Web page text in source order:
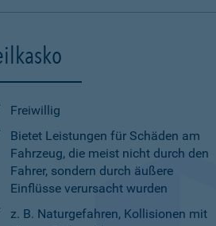
Freiwillig
Bietet Leistungen für Schäden am
Fahrzeug, die meist nicht durch den
Fahrer, sondern durch äußere
Einflüsse verursacht wurden
z. B. Naturgefahren, Kollisionen mit